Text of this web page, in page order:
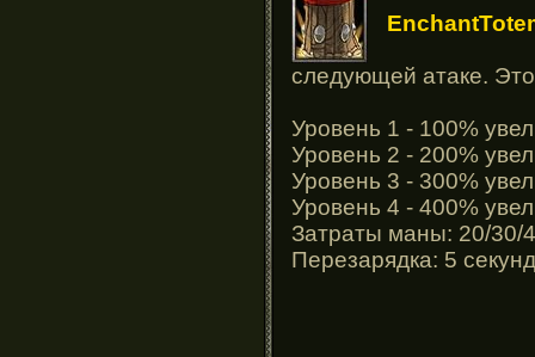
следующей атаке.
Уровень 1 - 100%
Уровень 2 - 200%
Уровень 3 - 300%
Уровень 4 - 400%
Затраты маны: 20/30/
Перезарядка: 5 секунд